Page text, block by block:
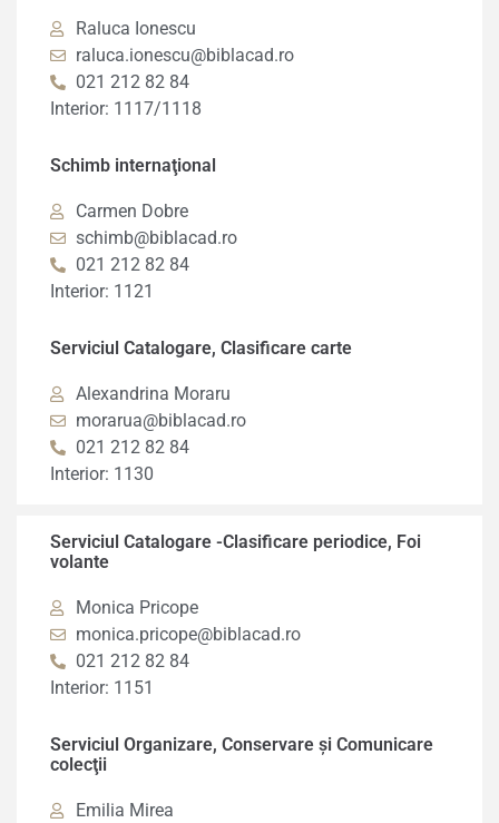
Raluca Ionescu
raluca.ionescu@biblacad.ro
021 212 82 84
Interior: 1117/1118
Schimb internaţional
Carmen Dobre
schimb@biblacad.ro
021 212 82 84
Interior: 1121
Serviciul Catalogare, Clasificare carte
Alexandrina Moraru
morarua@biblacad.ro
021 212 82 84
Interior: 1130
Serviciul Catalogare -Clasificare periodice, Foi
volante
Monica Pricope
monica.pricope@biblacad.ro
021 212 82 84
Interior: 1151
Serviciul Organizare, Conservare și Comunicare
colecţii
Emilia Mirea